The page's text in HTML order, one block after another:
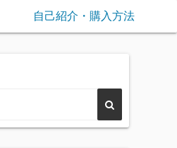
自己紹介・購入方法